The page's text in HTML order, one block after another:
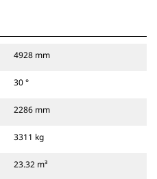
4928 mm
30 °
2286 mm
3311 kg
23.32 m³